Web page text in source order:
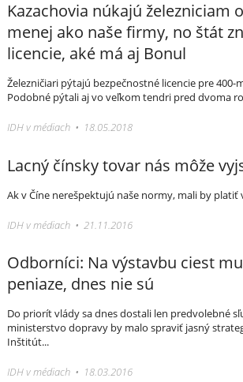
Kazachovia núkajú železniciam
menej ako naše firmy, no štát
licencie, aké má aj Bonul
Železničiari pýtajú bezpečnostné licencie pre 400-
Podobné pýtali aj vo veľkom tendri pred dvoma
IDH v médiach • 18.05.2018
Lacný čínsky tovar nás môže
Ak v Číne nerešpektujú naše normy, mali by platiť
IDH v médiach • 21.11.2016
Odborníci: Na výstavbu ciest
peniaze, dnes nie sú
Do priorít vlády sa dnes dostali len predvolebné
ministerstvo dopravy by malo spraviť jasný
Inštitút...
IDH v médiach • 18.03.2016